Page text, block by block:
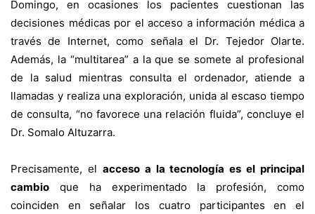
Domingo, en ocasiones los pacientes cuestionan las
decisiones médicas por el acceso a información médica a
través de Internet, como señala el Dr. Tejedor Olarte.
Además, la “multitarea” a la que se somete al profesional
de la salud mientras consulta el ordenador, atiende a
llamadas y realiza una exploración, unida al escaso tiempo
de consulta, “no favorece una relación fluida”, concluye el
Dr. Somalo Altuzarra.
Precisamente, el acceso a la tecnología es el principal
cambio que ha experimentado la profesión, como
coinciden en señalar los cuatro participantes en el